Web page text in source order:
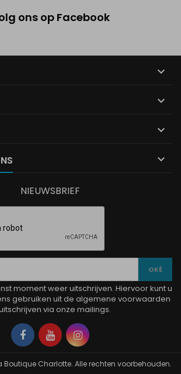
ons op Facebook




NIEUWSBRIEF
moment weer uitschrijven. Hiervoor kunt u
gebruiken uit de algemene voorwaarden
via onze mailings.
Facebook
YouTubeInstagram
Boutique Charlotte. Alle rechten voorbehouden.